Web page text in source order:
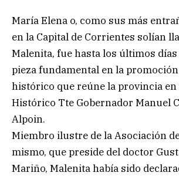
María Elena o, como sus más
en la Capital de Corrientes solían
Malenita, fue hasta los últimos
pieza fundamental en la
histórico que reúne la provincia en
Histórico Tte Gobernador Manuel
Alpoin.
Miembro ilustre de la Asociación
mismo, que preside del doctor
Mariño, Malenita había sido